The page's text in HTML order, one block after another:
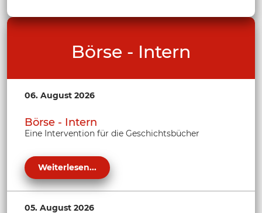
Börse - Intern
06. August 2026
Börse - Intern
Eine Intervention für die Geschichtsbücher
Weiterlesen...
05. August 2026